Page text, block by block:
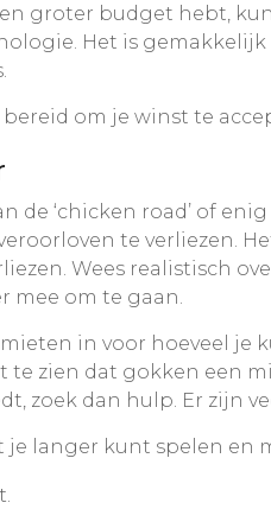
groter budget hebt,
Het is
om je winst te
de ‘chicken road’ of
te verliezen.
Wees realistisch
mee om te gaan.
in voor hoeveel je
zien dat gokken een
zoek dan hulp. Er
langer kunt spelen en